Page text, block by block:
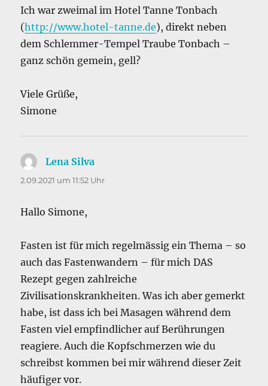
Ich war zweimal im Hotel Tanne Tonbach
(http://www.hotel-tanne.de), direkt neben
dem Schlemmer-Tempel Traube Tonbach –
ganz schön gemein, gell?
Viele Grüße,
Simone
Lena Silva
2.09.2021 um 11:52 Uhr
Hallo Simone,
Fasten ist für mich regelmässig ein Thema – so
auch das Fastenwandern – für mich DAS
Rezept gegen zahlreiche
Zivilisationskrankheiten. Was ich aber gemerkt
habe, ist dass ich bei Masagen während dem
Fasten viel empfindlicher auf Berührungen
reagiere. Auch die Kopfschmerzen wie du
schreibst kommen bei mir während dieser Zeit
häufiger vor.